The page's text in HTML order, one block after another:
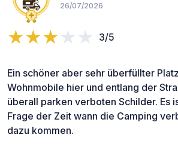
26/07/2026
3/5
Ein schöner aber sehr überfüllter
Wohnmobile hier und entlang der
überall parken verboten Schilder. Es
Frage der Zeit wann die Camping
dazu kommen.